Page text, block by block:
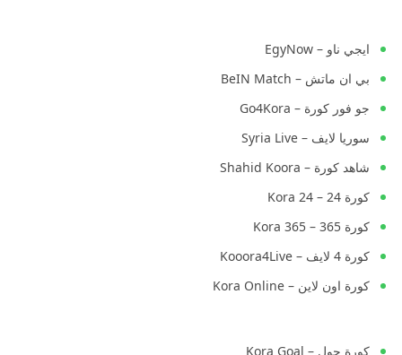
ايجي ناو – EgyNow
بي ان ماتش – BeIN Match
جو فور كورة – Go4Kora
سوريا لايف – Syria Live
شاهد كورة – Shahid Koora
كورة 24 – Kora 24
كورة 365 – Kora 365
كورة 4 لايف – Kooora4Live
كورة اون لاين – Kora Online
كورة جول – Kora Goal